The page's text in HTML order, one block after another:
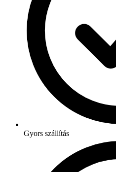
Gyors szállítás